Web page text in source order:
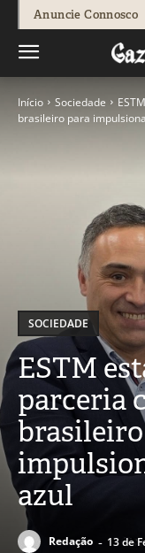
Anuncie Connosco
Início Sociedade
brasileiro para
SOCIEDADE
ESTM
parceria
azul
Redação - 13 de